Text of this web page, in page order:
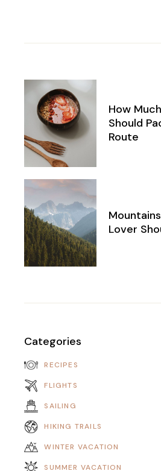
How
Should
Route
Lover
Categories
RECIPES
FLIGHTS
SAILING
HIKING TRAILS
WINTER VACATION
SUMMER VACATION